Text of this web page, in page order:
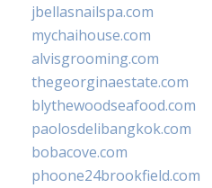
jbellasnailspa.com
mychaihouse.com
alvisgrooming.com
thegeorginaestate.com
blythewoodseafood.com
paolosdelibangkok.com
bobacove.com
phoone24brookfield.com